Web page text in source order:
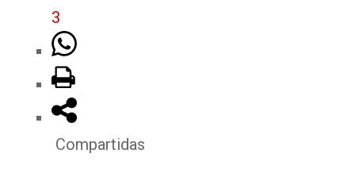
3
Compartidas